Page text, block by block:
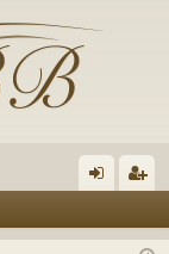
lá ist